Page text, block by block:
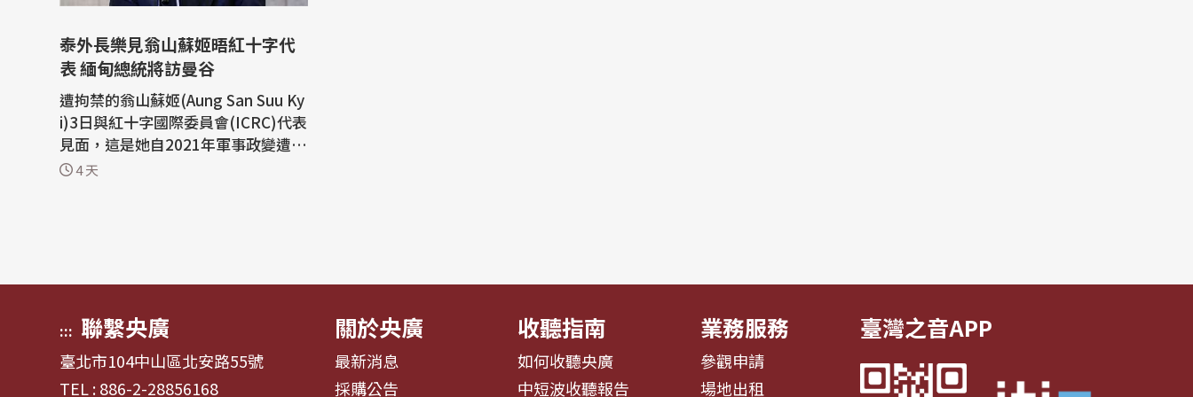
泰外長樂見翁山蘇姬晤紅十字代
表 緬甸總統將訪曼谷
遭拘禁的翁山蘇姬(Aung San Suu Ky
i)3日與紅十字國際委員會(ICRC)代表
見面，這是她自2021年軍事政變遭罷
黜以來，首次公開與外國官員會晤。
4 天
::: 聯繫央廣
臺北市104中山區北安路55號
TEL : 886-2-28856168
關於央廣
最新消息
採購公告
收聽指南
如何收聽央廣
中短波收聽報告
業務服務
參觀申請
場地出租
臺灣之音APP